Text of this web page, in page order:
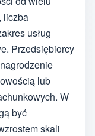
liczba
usług
Przedsiębiorcy
lub
W
być
skali